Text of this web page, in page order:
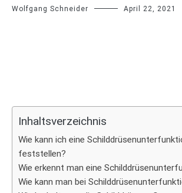
Wolfgang Schneider April 22, 2021
Inhaltsverzeichnis
Wie kann ich eine
feststellen?
Wie erkennt man eine
Wie kann man bei